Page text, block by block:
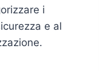
i
e al